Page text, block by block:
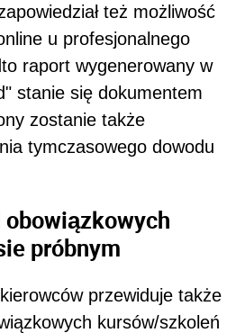
też możliwość
u profesjonalnego
raport wygenerowany w
stanie się dokumentem
zostanie także
tymczasowego dowodu
próbnym
przewiduje także
kursów/szkoleń